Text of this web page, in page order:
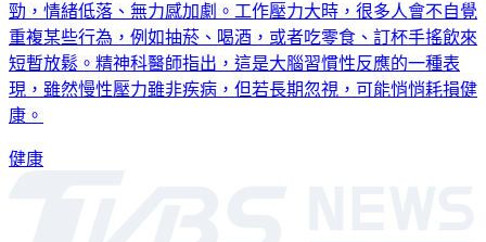
勁，情緒低落、無力感加劇。工作壓力大時，很多人會不自覺
重複某些行為，例如抽菸、喝酒，或者吃零食、訂杯手搖飲來
短暫放鬆。精神科醫師指出，這是大腦習慣性反應的一種表
現，雖然慢性壓力雖非疾病，但若長期忽視，可能悄悄耗損健
康。
健康